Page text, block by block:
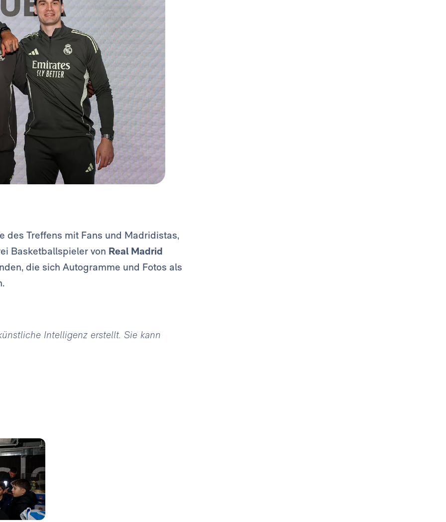
des Treffens mit Fans und Madridistas,
Basketballspieler von Real Madrid
die sich Autogramme und Fotos als
Intelligenz erstellt. Sie kann